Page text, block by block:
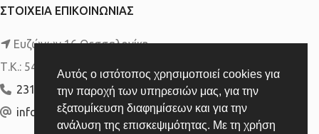
Αυτός ο ιστότοπος χρησιμοποιεί cookies για
την παροχή των υπηρεσιών μας, για την
εξατομίκευση διαφημίσεων και για την
ανάλυση της επισκεψιμότητας. Με τη χρήση
ΣΤΟΙΧΕΙΑ ΕΠΙΚΟΙΝΩΝΙΑΣ
Ευζώνων 16 Θεσσαλονίκη,
Τ.Κ.: 54640
2310 839 088
info@askaridis-leather.gr